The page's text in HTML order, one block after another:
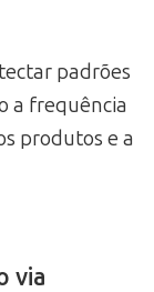
padrões
a frequência
produtos e a
via